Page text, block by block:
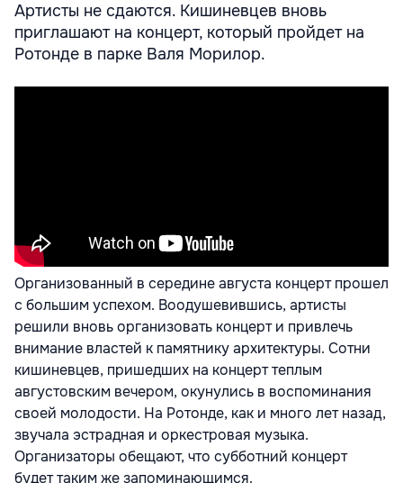
Артисты не сдаются. Кишиневцев вновь
приглашают на концерт, который пройдет на
Ротонде в парке Валя Морилор.
Организованный в середине августа концерт прошел
с большим успехом. Воодушевившись, артисты
решили вновь организовать концерт и привлечь
внимание властей к памятнику архитектуры. Сотни
кишиневцев, пришедших на концерт теплым
августовским вечером, окунулись в воспоминания
своей молодости. На Ротонде, как и много лет назад,
звучала эстрадная и оркестровая музыка.
Организаторы обещают, что субботний концерт
будет таким же запоминающимся.